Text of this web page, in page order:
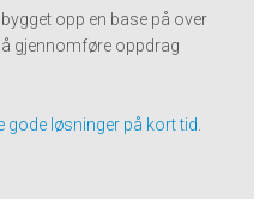
opp en base på over
gjennomføre oppdrag
gode løsninger på kort tid